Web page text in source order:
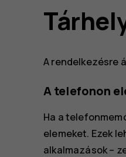
A rendelkezésre
A telefonon
Ha a
elemeket. Ezek
alkalmazások –